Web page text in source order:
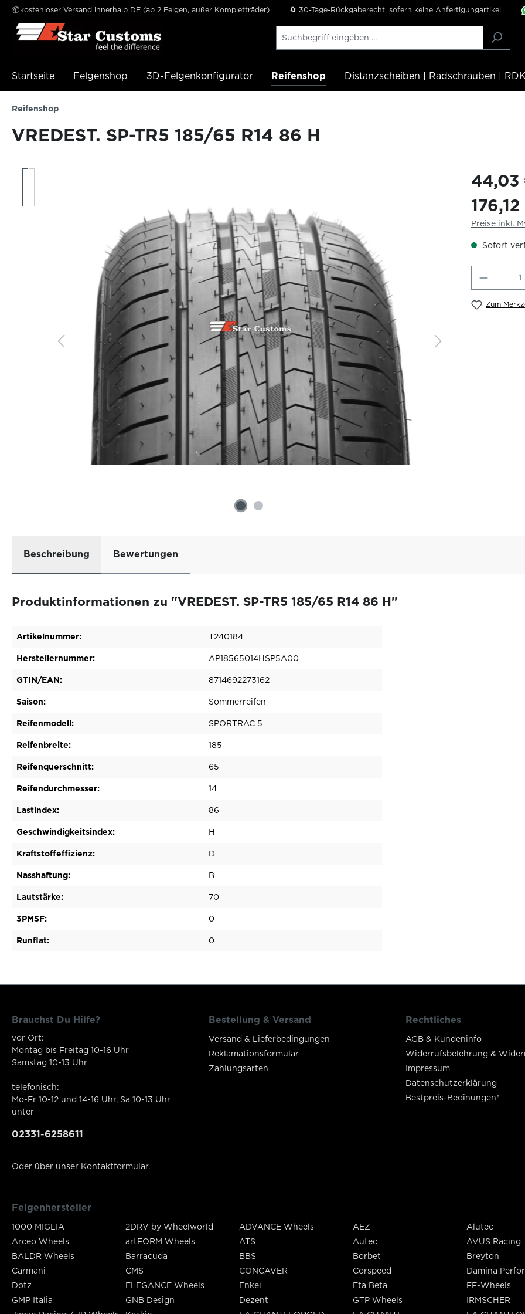
springen Zur Hauptnavigation springen
📦kostenloser Versand innerhalb DE (ab 2 Felgen, außer Kompletträder) 🔄 30-Tage-Rückgaberecht, sofern keine Anfertigungartikel
Startseite Felgenshop 3D-Felgenkonfigurator Reifenshop Distanzscheiben | Radschrauben |
Reifenshop
VREDEST. SP-TR5 185/65 R14 86 H
44,03
Preise inkl.
Sofort
Zum
Beschreibung Bewertungen
Produktinformationen zu "VREDEST. SP-TR5 185/65 R14 86 H"
Artikelnummer: T240184
Herstellernummer: AP18565014HSP5A00
GTIN/EAN: 8714692273162
Saison: Sommerreifen
Reifenmodell: SPORTRAC 5
Reifenbreite: 185
Reifenquerschnitt: 65
Reifendurchmesser: 14
Lastindex: 86
Geschwindigkeitsindex: H
Kraftstoffeffizienz: D
Nasshaftung: B
Lautstärke: 70
3PMSF: 0
Runflat: 0
Brauchst Du Hilfe?
vor Ort:
Montag bis Freitag 10-16 Uhr
Samstag 10-13 Uhr
telefonisch:
Mo-Fr 10-12 und 14-16 Uhr, Sa 10-13 Uhr
unter
02331-6258611
Oder über unser Kontaktformular.
Bestellung & Versand
Versand & Lieferbedingungen
Reklamationsformular
Zahlungsarten
Rechtliches
AGB & Kundeninfo
Widerrufsbelehrung &
Impressum
Datenschutzerklärung
Bestpreis-Bedinungen*
Felgenhersteller
1000 MIGLIA 2DRV by Wheelworld ADVANCE Wheels AEZ Alutec
Arceo Wheels
artFORM Wheels ATS Autec AVUS Racing
BALDR Wheels
Barracuda BBS Borbet Breyton
Carmani
CMS CONCAVER Corspeed Damina
Dotz
ELEGANCE Wheels Enkei Eta Beta FF-Wheels
GMP Italia
GNB Design Dezent GTP Wheels IRMSCHER